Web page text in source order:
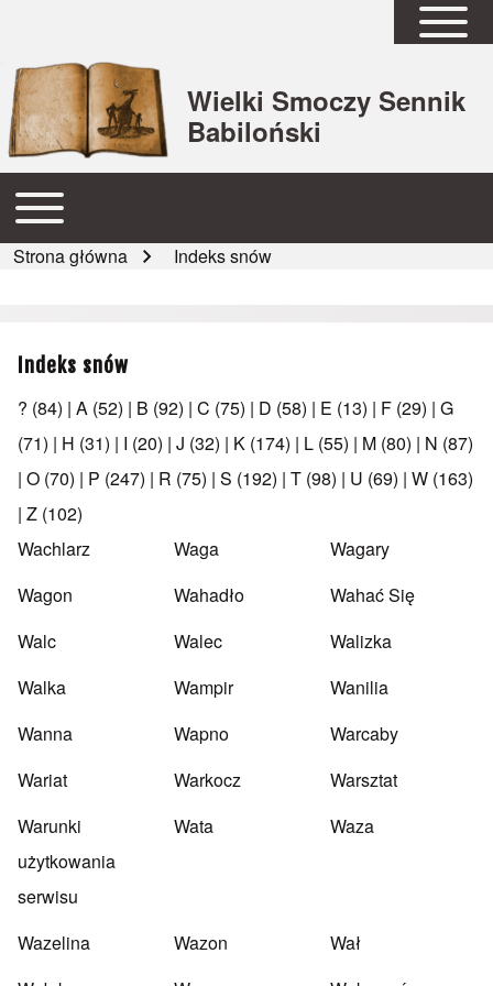
Wielki Smoczy Sennik
Babiloński
Główna nawigacja
Open or Close horizontal Main Menu
Strona główna Indeks snów
Indeks snów
? (84) | A (52) | B (92) | C (75) | D (58) | E (13) | F (29) | G
(71) | H (31) | I (20) | J (32) | K (174) | L (55) | M (80) | N (87)
| O (70) | P (247) | R (75) | S (192) | T (98) | U (69) | W (163)
| Z (102)
Wachlarz
Waga
Wagary
Wagon
Wahadło
Wahać Się
Walc
Walec
Walizka
Walka
Wampir
Wanilia
Wanna
Wapno
Warcaby
Wariat
Warkocz
Warsztat
Warunki
użytkowania
serwisu
Wata Waza
Wazelina Wazon
Wał